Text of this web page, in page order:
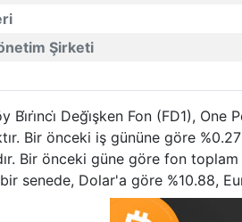
Şirketi
Bi̇ri̇nci̇ Deği̇şken Fon (FD1), One
Bir önceki iş gününe göre
Bir önceki güne göre fon
senede, Dolar'a göre %10.88,